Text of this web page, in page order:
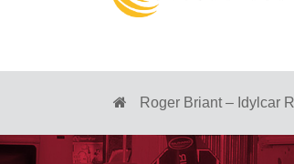
BRIANT
DU
CAR
DE
LA
Roger Briant – Idylcar